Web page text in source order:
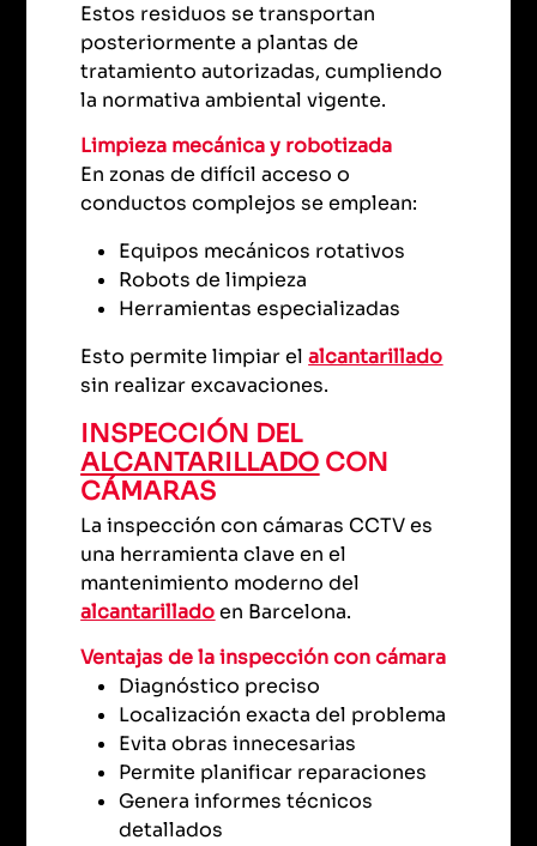
Estos residuos se transportan
posteriormente a plantas de
tratamiento autorizadas, cumpliendo
la normativa ambiental vigente.
Limpieza mecánica y robotizada
En zonas de difícil acceso o
conductos complejos se emplean:
Equipos mecánicos rotativos
Robots de limpieza
Herramientas especializadas
Esto permite limpiar elalcantarillado
sin realizar excavaciones.
INSPECCIÓN DEL
ALCANTARILLADO CON
CÁMARAS
La inspección con cámaras CCTV es
una herramienta clave en el
mantenimiento moderno del
alcantarilladoen Barcelona.
Ventajas de la inspección con cámara
Diagnóstico preciso
Localización exacta del problema
Evita obras innecesarias
Permite planificar reparaciones
Genera informes técnicos
detallados